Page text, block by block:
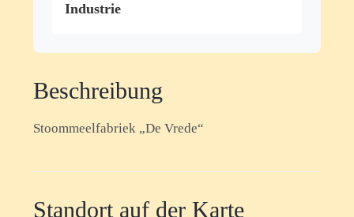
Industrie
Beschreibung
Stoommeelfabriek „De Vrede“
Standort auf der Karte